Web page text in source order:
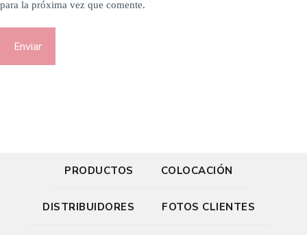
para la próxima vez que comente.
Enviar
PRODUCTOS COLOCACIÓN
DISTRIBUIDORES FOTOS CLIENTES